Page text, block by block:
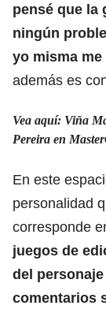
pensé que la
ningún
yo misma
además es
Vea aquí: Viña
Pereira en
En este
personalidad
corresponde
juegos de
del
comentarios